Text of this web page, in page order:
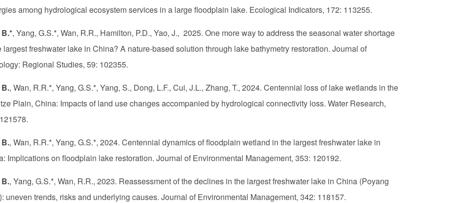
among hydrological ecosystem services in a large floodplain lake. Ecological Indicators, 172: 113255.
, Yang, G.S.*, Wan, R.R., Hamilton, P.D., Yao, J., 2025. One more way to address the seasonal water shortage
largest freshwater lake in China? A nature-based solution through lake bathymetry restoration. Journal of
Regional Studies, 59: 102355.
, Wan, R.R.*, Yang, G.S.*, Yang, S., Dong, L.F., Cui, J.L., Zhang, T., 2024. Centennial loss of lake wetlands in the
Plain, China: Impacts of land use changes accompanied by hydrological connectivity loss. Water Research,
, Wan, R.R.*, Yang, G.S.*, 2024. Centennial dynamics of floodplain wetland in the largest freshwater lake in
Implications on floodplain lake restoration. Journal of Environmental Management, 353: 120192.
, Yang, G.S.*, Wan, R.R., 2023. Reassessment of the declines in the largest freshwater lake in China (Poyang
uneven trends, risks and underlying causes. Journal of Environmental Management, 342: 118157.